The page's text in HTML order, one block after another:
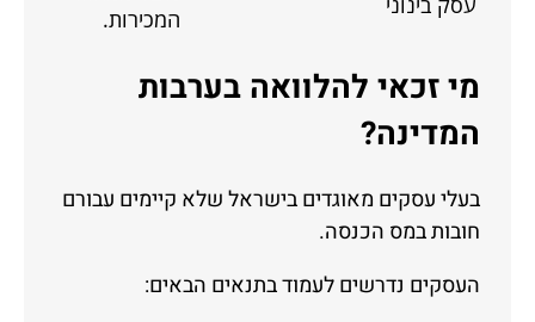
המכירות.
מי זכאי להלוואה בערבות
המדינה?
בעלי עסקים מאוגדים בישראל שלא קיימים עבורם
חובות במס הכנסה.
העסקים נדרשים לעמוד בתנאים הבאים: